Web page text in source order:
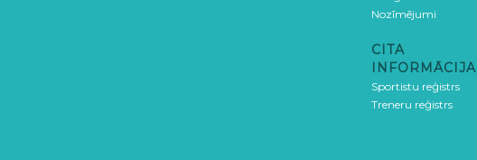
Nozīmējumi
CITA
INFORMĀCIJA
Sportistu reģistrs
Treneru reģistrs